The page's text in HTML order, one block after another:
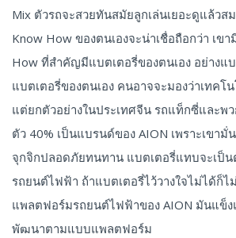
Mix ตัวรถจะสวยทันสมัยลูกเล่นเยอะดูแล้ว
Know How ของตนเองจะน่าเชื่อถือกว่า เข
How ที่สำคัญมีแบตเตอรี่ของตนเอง อย่างแ
แบตเตอรี่ของตนเอง คนอาจจะมองว่าเทคโ
แต่ยกตัวอย่างในประเทศจีน รถแท็กซี่และพ
ตัว 40% เป็นแบรนด์ของ AION เพราะเขา
จุกจิกปลอดภัยทนทาน แบตเตอรี่แทบจะเป็
รถยนต์ไฟฟ้า ถ้าแบตเตอรี่ไว้วางใจไม่ได้ก็ไ
แพลตฟอร์มรถยนต์ไฟฟ้าของ AION มันแข็ง
พัฒนาตามแบบแพลตฟอร์ม